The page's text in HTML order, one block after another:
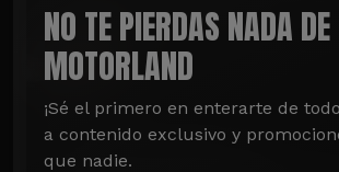
NO TE PIERDAS NADA DE
MOTORLAND
¡Sé el primero en enterarte de
a contenido exclusivo y
que nadie.